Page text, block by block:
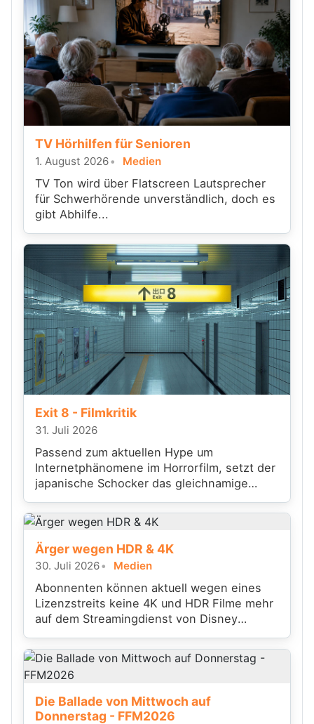
TV Hörhilfen für Senioren
1. August 2026 Medien
TV Ton wird über Flatscreen Lautsprecher
für Schwerhörende unverständlich, doch es
gibt Abhilfe...
Exit 8 - Filmkritik
31. Juli 2026
Passend zum aktuellen Hype um
Internetphänomene im Horrorfilm, setzt der
japanische Schocker das gleichnamige
Ärger wegen HDR & 4K
30. Juli 2026 Medien
Abonnenten können aktuell wegen eines
Lizenzstreits keine 4K und HDR Filme mehr
auf dem Streamingdienst von Disney
anschauen
Die Ballade von Mittwoch auf
Donnerstag - FFM2026